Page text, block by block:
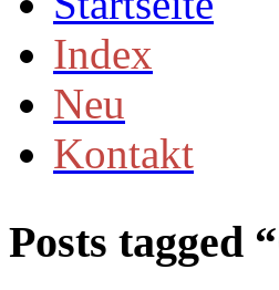
Index
Neu
Kontakt
Posts tagged “